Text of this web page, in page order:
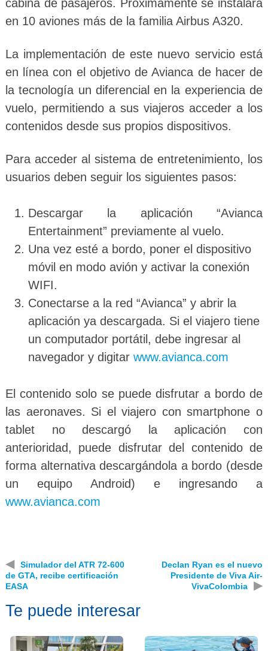
cabina de pasajeros. Próximamente se instalará
en 10 aviones más de la familia Airbus A320.
La implementación de este nuevo servicio está
en línea con el objetivo de Avianca de hacer de
la tecnología un diferencial en la experiencia de
vuelo, permitiendo a sus viajeros acceder a los
contenidos desde sus propios dispositivos.
Para acceder al sistema de entretenimiento, los
usuarios deben seguir los siguientes pasos:
Descargar la aplicación “Avianca
Entertainment” previamente al vuelo.
Una vez esté a bordo, poner el dispositivo
móvil en modo avión y activar la conexión
WIFI.
Conectarse a la red “Avianca” y abrir la
aplicación ya descargada. Si el viajero tiene
un computador portátil, debe ingresar al
navegador y digitar www.avianca.com
El contenido solo se puede disfrutar a bordo de
las aeronaves. Si el viajero con smartphone o
tablet no descargó la aplicación con
anterioridad, puede disfrutar del contenido de
forma alternativa descargándola a bordo (desde
un equipo Android) e ingresando a
www.avianca.com
◀
Simulador del ATR 72-600
de GTA, recibe certificación
EASA
Declan Ryan es el nuevo
Presidente de Viva Air-
VivaColombia
▶
Te puede interesar